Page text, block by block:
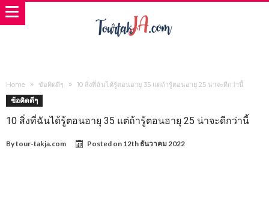
Home ข้อคิดดีๆ 10 สิ่งที่ฉันได้รู้ตอนอายุ 35 แต่ถ้ารู้ตอนอายุ 25 น่าจะดีกว่านี้
ข้อคิดดีๆ
10 สิ่งที่ฉันได้รู้ตอนอายุ 35 แต่ถ้ารู้ตอนอายุ 25 น่าจะดีกว่านี้
Bytour-takja.com Posted on 12th ธันวาคม 2022